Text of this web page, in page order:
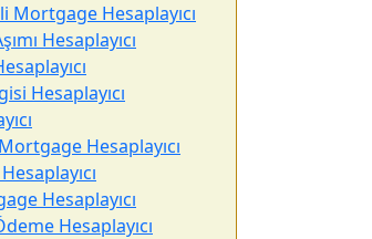
Mortgage Hesaplayıcı
Hesaplayıcı
Hesaplayıcı
Hesaplayıcı
Hesaplayıcı
Hesaplayıcı